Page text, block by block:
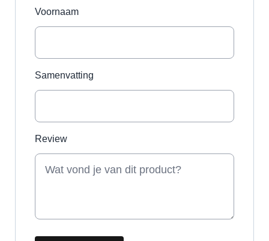
Voornaam
Samenvatting
Review